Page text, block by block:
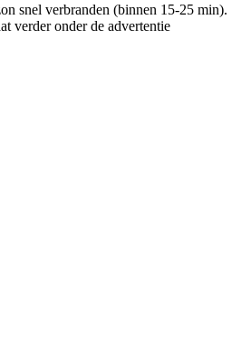
snel verbranden (binnen 15-25 min).
verder onder de advertentie